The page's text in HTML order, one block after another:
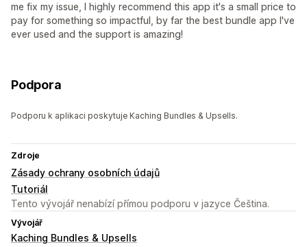
me fix my issue, I highly recommend this app it's a small price to
pay for something so impactful, by far the best bundle app I've
ever used and the support is amazing!
Podpora
Podporu k aplikaci poskytuje Kaching Bundles & Upsells.
Zdroje
Zásady ochrany osobních údajů
Tutoriál
Tento vývojář nenabízí přímou podporu v jazyce Čeština.
Vývojář
Kaching Bundles & Upsells